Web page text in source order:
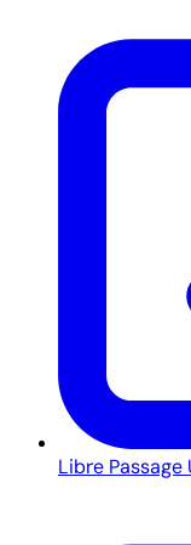
Libre Passage